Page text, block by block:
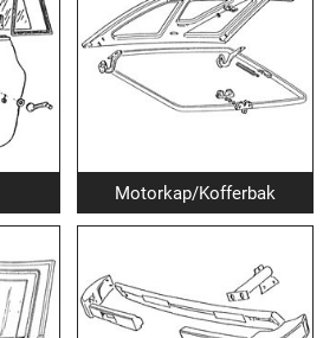
Motorkap/Kofferbak